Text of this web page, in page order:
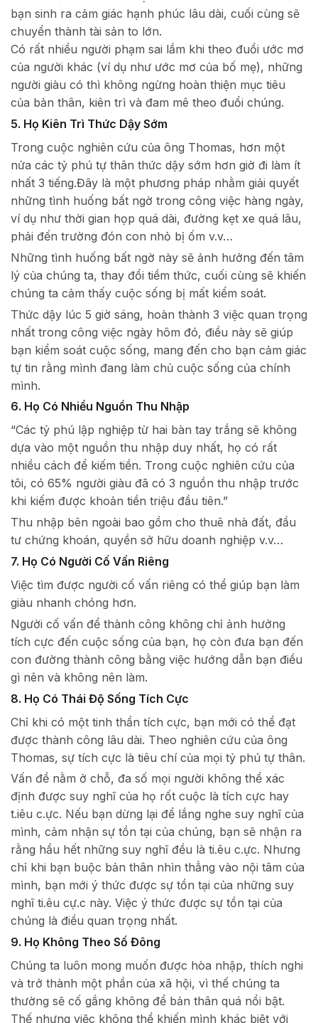
bạn sinh ra cảm giác hạnh phúc lâu dài, cuối cùng sẽ
chuyển thành tài sản to lớn.
Có rất nhiều người phạm sai lầm khi theo đuổi ước mơ
của người khác (ví dụ như ước mơ của bố mẹ), những
người giàu có thì không ngừng hoàn thiện mục tiêu
của bản thân, kiên trì và đam mê theo đuổi chúng.
5. Họ Kiên Trì Thức Dậy Sớm
Trong cuộc nghiên cứu của ông Thomas, hơn một
nửa các tỷ phú tự thân thức dậy sớm hơn giờ đi làm ít
nhất 3 tiếng.Đây là một phương pháp nhằm giải quyết
những tình huống bất ngờ trong công việc hàng ngày,
ví dụ như thời gian họp quá dài, đường kẹt xe quá lâu,
phải đến trường đón con nhỏ bị ốm v.v…
Những tình huống bất ngờ này sẽ ảnh hưởng đến tâm
lý của chúng ta, thay đổi tiềm thức, cuối cùng sẽ khiến
chúng ta cảm thấy cuộc sống bị mất kiểm soát.
Thức dậy lúc 5 giờ sáng, hoàn thành 3 việc quan trọng
nhất trong công việc ngày hôm đó, điều này sẽ giúp
bạn kiểm soát cuộc sống, mang đến cho bạn cảm giác
tự tin rằng mình đang làm chủ cuộc sống của chính
mình.
6. Họ Có Nhiều Nguồn Thu Nhập
“Các tỷ phú lập nghiệp từ hai bàn tay trắng sẽ không
dựa vào một nguồn thu nhập duy nhất, họ có rất
nhiều cách để kiếm tiền. Trong cuộc nghiên cứu của
tôi, có 65% người giàu đã có 3 nguồn thu nhập trước
khi kiếm được khoản tiền triệu đầu tiên.”
Thu nhập bên ngoài bao gồm cho thuê nhà đất, đầu
tư chứng khoán, quyền sở hữu doanh nghiệp v.v…
7. Họ Có Người Cố Vấn Riêng
Việc tìm được người cố vấn riêng có thể giúp bạn làm
giàu nhanh chóng hơn.
Người cố vấn để thành công không chỉ ảnh hưởng
tích cực đến cuộc sống của bạn, họ còn đưa bạn đến
con đường thành công bằng việc hướng dẫn bạn điều
gì nên và không nên làm.
8. Họ Có Thái Độ Sống Tích Cực
Chỉ khi có một tinh thần tích cực, bạn mới có thể đạt
được thành công lâu dài. Theo nghiên cứu của ông
Thomas, sự tích cực là tiêu chí của mọi tỷ phú tự thân.
Vấn đề nằm ở chỗ, đa số mọi người không thể xác
định được suy nghĩ của họ rốt cuộc là tích cực hay
t.iêu c.ực. Nếu bạn dừng lại để lắng nghe suy nghĩ của
mình, cảm nhận sự tồn tại của chúng, bạn sẽ nhận ra
rằng hầu hết những suy nghĩ đều là ti.êu c.ực. Nhưng
chỉ khi bạn buộc bản thân nhìn thẳng vào nội tâm của
mình, bạn mới ý thức được sự tồn tại của những suy
nghĩ ti.êu cự.c này. Việc ý thức được sự tồn tại của
chúng là điều quan trọng nhất.
9. Họ Không Theo Số Đông
Chúng ta luôn mong muốn được hòa nhập, thích nghi
và trở thành một phần của xã hội, vì thế chúng ta
thường sẽ cố gắng không để bản thân quá nổi bật.
Thế nhưng việc không thể khiến mình khác biệt với